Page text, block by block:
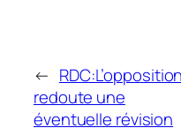
← RDC:L’opposition
redoute une
éventuelle révision